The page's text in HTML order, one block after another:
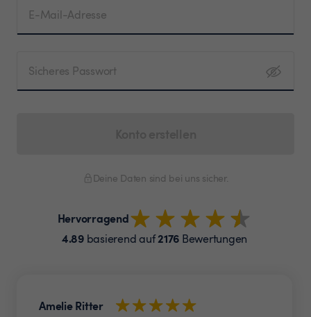
E-Mail-Adresse
Sicheres Passwort
Deine Daten sind bei uns sicher.
Hervorragend
4.89basierend auf2176 Bewertungen
Amelie Ritter